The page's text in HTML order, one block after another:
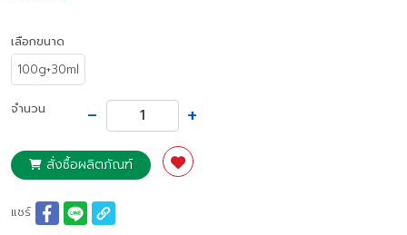
เลือกขนาด
100g+30ml
จำนวน - +
สั่งซื้อผลิตภัณฑ์
แชร์